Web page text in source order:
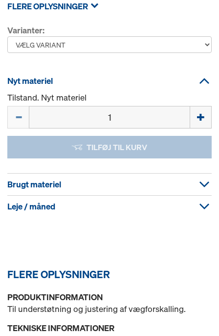
FLERE OPLYSNINGER
Varianter:
Nyt materiel
Tilstand. Nyt materiel
TILFØJ TIL KURV
Brugt materiel
Leje / måned
FLERE OPLYSNINGER
PRODUKTINFORMATION
Til understøtning og justering af vægforskalling.
TEKNISKE INFORMATIONER